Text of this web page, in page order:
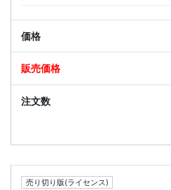
売り切り版(ライセンス)